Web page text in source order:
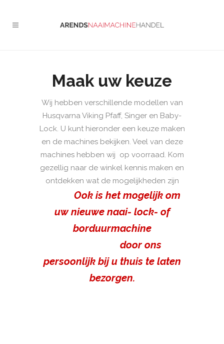
Maak uw keuze
Wij hebben verschillende modellen van
Husqvarna Viking Pfaff, Singer en Baby-
Lock. U kunt hieronder een keuze maken
en de machines bekijken. Veel van deze
machines hebben wij op voorraad. Kom
gezellig naar de winkel kennis maken en
ontdekken wat de mogelijkheden zijn
Ook is het mogelijk om
uw nieuwe naai- lock- of
borduurmachine
door ons
persoonlijk bij u thuis te laten
bezorgen.